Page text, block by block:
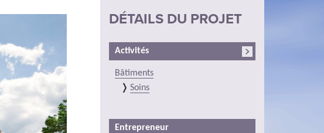
DÉTAILS DU PROJET
Activités
Bâtiments
Soins
Entrepreneur